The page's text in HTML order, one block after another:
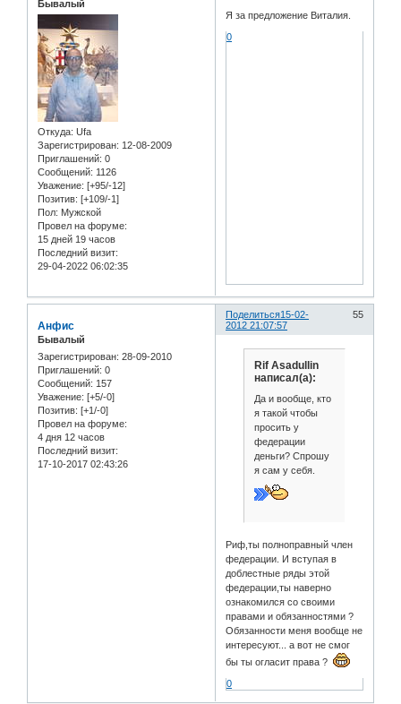
Бывалый
Откуда: Ufa
Зарегистрирован: 12-08-2009
Приглашений: 0
Сообщений: 1126
Уважение: [+95/-12]
Позитив: [+109/-1]
Пол: Мужской
Провел на форуме:
15 дней 19 часов
Последний визит:
29-04-2022 06:02:35
Я за предложение Виталия.
0
Поделиться 55
15-02-
2012 21:07:57
Анфис
Бывалый
Зарегистрирован: 28-09-2010
Приглашений: 0
Сообщений: 157
Уважение: [+5/-0]
Позитив: [+1/-0]
Провел на форуме:
4 дня 12 часов
Последний визит:
17-10-2017 02:43:26
Rif Asadullin
написал(а):
Да и вообще, кто
я такой чтобы
просить у
федерации
деньги? Спрошу
я сам у себя.
Риф,ты полноправный член
федерации. И вступая в
доблестные ряды этой
федерации,ты наверно
ознакомился со своими
правами и обязанностями ?
Обязанности меня вообще не
интересуют... а вот не смог
бы ты огласит права ?
0